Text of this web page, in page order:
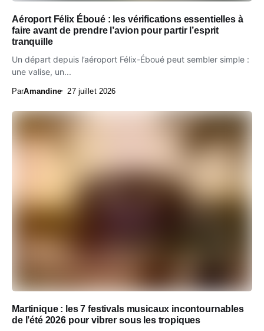
Aéroport Félix Éboué : les vérifications essentielles à
faire avant de prendre l’avion pour partir l’esprit
tranquille
Un départ depuis l’aéroport Félix-Éboué peut sembler simple :
une valise, un...
ParAmandine 27 juillet 2026
Martinique : les 7 festivals musicaux incontournables
de l’été 2026 pour vibrer sous les tropiques